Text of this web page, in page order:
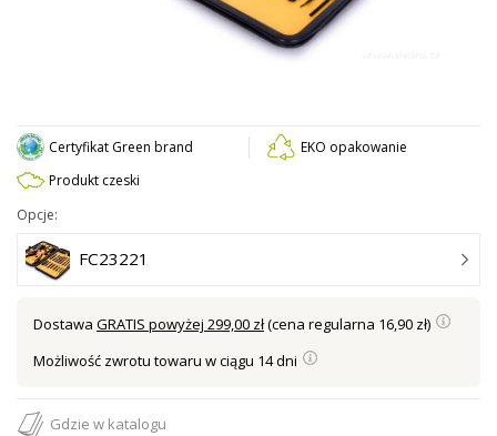
Certyfikat Green brand
EKO opakowanie
Produkt czeski
Opcje:
FC23221
Dostawa GRATIS powyżej 299,00 zł(cena regularna 16,90 zł)
Możliwość zwrotu towaru w ciągu 14 dni
Gdzie w katalogu